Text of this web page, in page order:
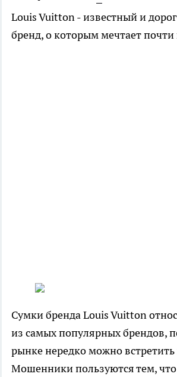
Louis Vuitton - известный и
бренд, о которым мечтает
Сумки бренда Louis Vuitton
из самых популярных брендов,
рынке нередко можно встретить
Мошенники пользуются тем,